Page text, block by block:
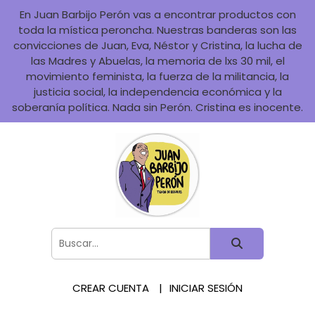
En Juan Barbijo Perón vas a encontrar productos con
toda la mística peroncha. Nuestras banderas son las
convicciones de Juan, Eva, Néstor y Cristina, la lucha de
las Madres y Abuelas, la memoria de lxs 30 mil, el
movimiento feminista, la fuerza de la militancia, la
justicia social, la independencia económica y la
soberanía política. Nada sin Perón. Cristina es inocente.
CREAR CUENTA INICIAR SESIÓN